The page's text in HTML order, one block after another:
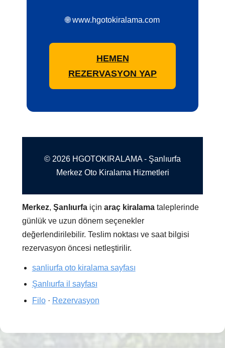
🌐 www.hgotokiralama.com
HEMEN
REZERVASYON YAP
© 2026 HGOTOKIRALAMA - Şanlıurfa
Merkez Oto Kiralama Hizmetleri
Merkez,Şanlıurfa içinaraç kiralama taleplerinde
günlük ve uzun dönem seçenekler
değerlendirilebilir. Teslim noktası ve saat bilgisi
rezervasyon öncesi netleştirilir.
sanliurfa oto kiralama sayfası
Şanlıurfa il sayfası
Filo· Rezervasyon